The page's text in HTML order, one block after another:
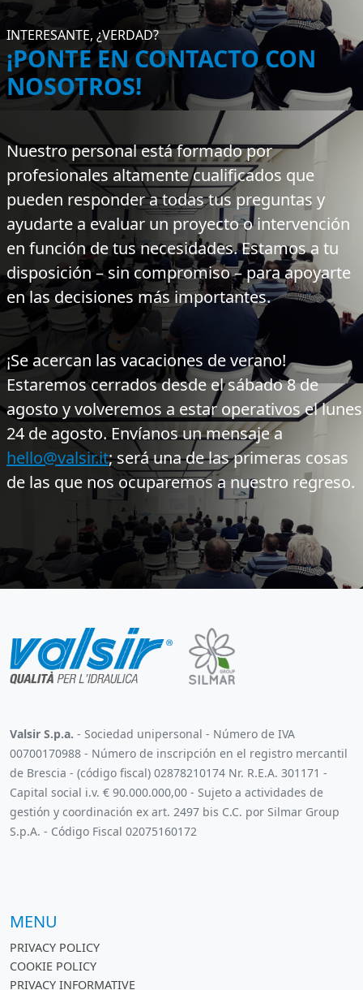
INTERESANTE, ¿VERDAD?
¡PONTE EN CONTACTO CON
NOSOTROS!
Nuestro personal está formado por
profesionales altamente cualificados que
pueden responder a todas tus preguntas y
ayudarte a evaluar un proyecto o intervención
en función de tus necesidades. Estamos a tu
disposición – sin compromiso – para apoyarte
en las decisiones más importantes.
¡Se acercan las vacaciones de verano!
Estaremos cerrados desde el sábado 8 de
agosto y volveremos a estar operativos el lunes
24 de agosto. Envíanos un mensaje a
hello@valsir.it; será una de las primeras cosas
de las que nos ocuparemos a nuestro regreso.
Valsir S.p.a. - Sociedad unipersonal - Número de IVA
00700170988 - Número de inscripción en el registro mercantil
de Brescia - (código fiscal) 02878210174 Nr. R.E.A. 301171 -
Capital social i.v. € 90.000.000,00 - Sujeto a actividades de
gestión y coordinación ex art. 2497 bis C.C. por Silmar Group
S.p.A. - Código Fiscal 02075160172
MENU
PRIVACY POLICY
COOKIE POLICY
PRIVACY INFORMATIVE